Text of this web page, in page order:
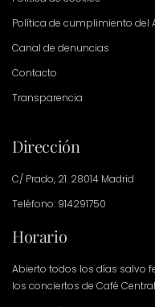
Política de cumplimiento del
Canal de denuncias
Contacto
Transparencia
Dirección
C/ Prado, 21. 28014 Madrid
Teléfono: 914291750
Horario
Abierto todos los días salvo
los conciertos de Café